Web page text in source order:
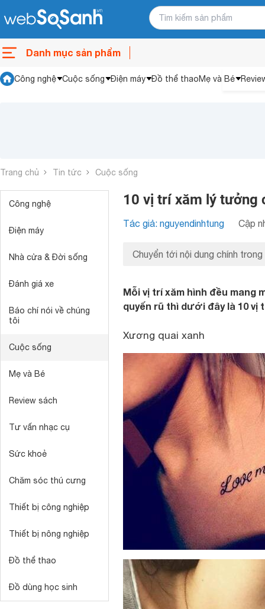
Danh mục sản phẩm
Công nghệ Cuộc sống Điện máy Đồ thể thaoMẹ và Bé
Trang chủ Tin tức Cuộc sống
Công nghệ
Điện máy
Nhà cửa & Đời sống
Đánh giá xe
Báo chí nói về chúng
tôi
Cuộc sống
Mẹ và Bé
Review sách
Tư vấn nhạc cụ
Sức khoẻ
Chăm sóc thú cưng
Thiết bị công nghiệp
Thiết bị nông nghiệp
Đồ thể thao
Đồ dùng học sinh
10 vị trí xăm lý tưởng
Tác giả: nguyendinhtung Cập
Chuyển tới nội dung chính trong
Mỗi vị trí xăm hình đều mang
quyến rũ thì dưới đây là 10 vị
Xương quai xanh